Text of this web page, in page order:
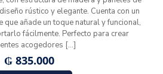
rústico y elegante. Cuenta con un
que añade un toque natural y funcional,
fácilmente. Perfecto para crear
acogedores […]
₲ 835.000